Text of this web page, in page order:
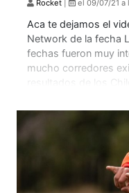
Rocket el 09/07/21 a
Aca te dejamos el
Network de la fecha
fechas fueron muy
mucho corredores
resultados de los
comienzo de […]